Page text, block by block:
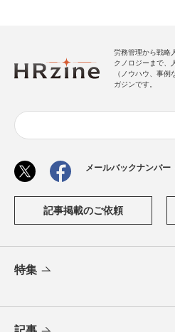
労務管理から戦略
クノロジーまで、
（ノウハウ、事
ガジンです。
メールバックナンバー
記事掲載のご依頼
特集